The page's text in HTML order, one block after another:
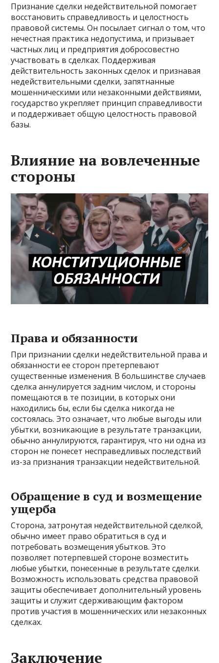
Признание сделки недействительной помогает
восстановить справедливость и целостность
правовой системы. Он посылает сигнал о том, что
нечестная практика недопустима, и призывает
частных лиц и предприятия добросовестно
участвовать в сделках. Поддерживая
действительность законных сделок и признавая
недействительными сделки, запятнанные
мошенническими или незаконными действиями,
государство укрепляет принцип справедливости
и поддерживает общую целостность правовой
базы.
Влияние на вовлеченные
стороны
Права и обязанности
При признании сделки недействительной права и
обязанности ее сторон претерпевают
существенные изменения. В большинстве случаев
сделка аннулируется задним числом, и стороны
помещаются в те позиции, в которых они
находились бы, если бы сделка никогда не
состоялась. Это означает, что любые выгоды или
убытки, возникающие в результате транзакции,
обычно аннулируются, гарантируя, что ни одна из
сторон не понесет несправедливых последствий
из-за признания транзакции недействительной.
Обращение в суд и возмещение
ущерба
Сторона, затронутая недействительной сделкой,
обычно имеет право обратиться в суд и
потребовать возмещения убытков. Это
позволяет потерпевшей стороне возместить
любые убытки, понесенные в результате сделки.
Возможность использовать средства правовой
защиты обеспечивает дополнительный уровень
защиты и служит сдерживающим фактором
против участия в мошеннических или незаконных
сделках.
Заключение